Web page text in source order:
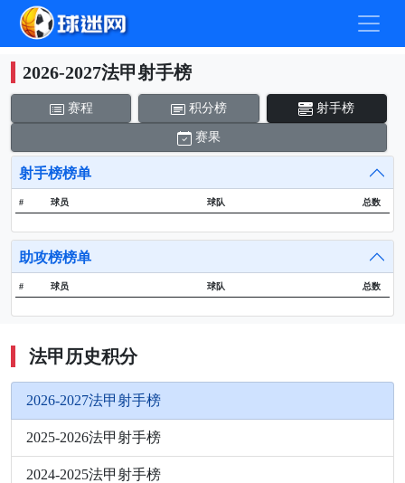
2026-2027法甲射手榜
赛程 积分榜 射手榜
赛果
射手榜榜单
# 球员 球队 总数
助攻榜榜单
# 球员 球队 总数
法甲历史积分
2026-2027法甲射手榜
2025-2026法甲射手榜
2024-2025法甲射手榜